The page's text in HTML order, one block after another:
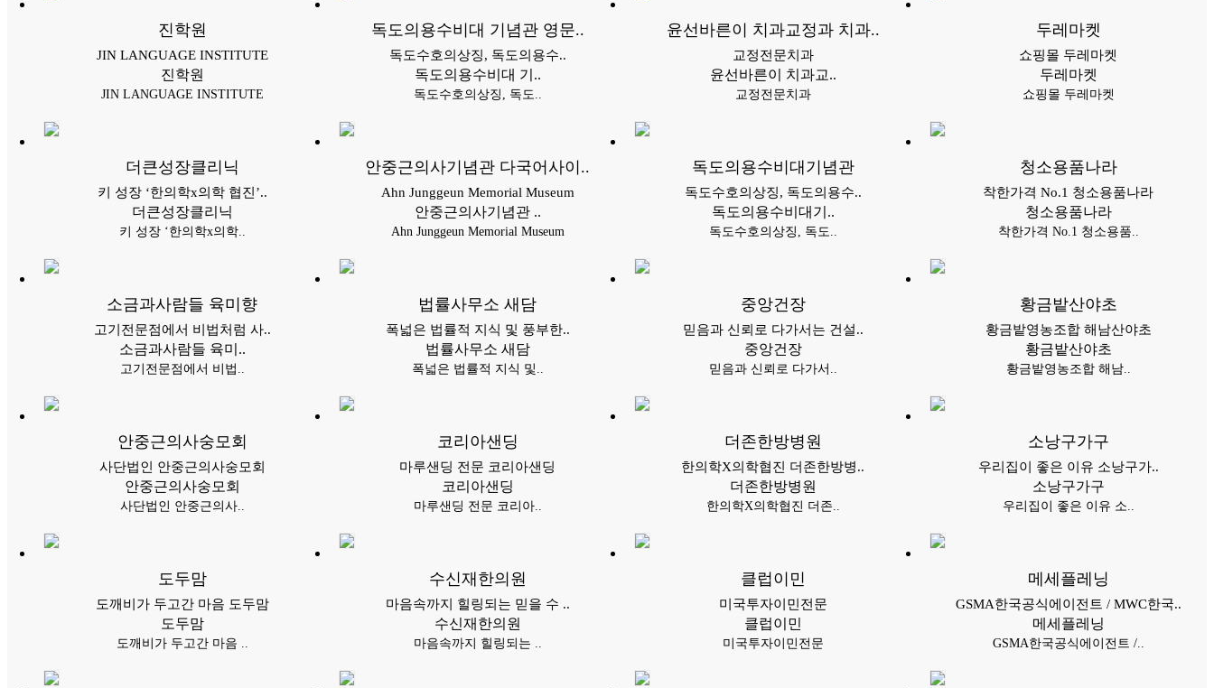
진학원
JIN LANGUAGE INSTITUTE
진학원
JIN LANGUAGE INSTITUTE
독도의용수비대 기념관 영문..
독도수호의상징, 독도의용수..
독도의용수비대 기..
독도수호의상징, 독도..
윤선바른이 치과교정과 치과..
교정전문치과
윤선바른이 치과교..
교정전문치과
두레마켓
쇼핑몰 두레마켓
두레마켓
쇼핑몰 두레마켓
더큰성장클리닉
키 성장 ‘한의학x의학 협진’..
더큰성장클리닉
키 성장 ‘한의학x의학..
안중근의사기념관 다국어사이..
Ahn Junggeun Memorial Museum
안중근의사기념관 ..
Ahn Junggeun Memorial Museum
독도의용수비대기념관
독도수호의상징, 독도의용수..
독도의용수비대기..
독도수호의상징, 독도..
청소용품나라
착한가격 No.1 청소용품나라
청소용품나라
착한가격 No.1 청소용품..
소금과사람들 육미향
고기전문점에서 비법처럼 사..
소금과사람들 육미..
고기전문점에서 비법..
법률사무소 새담
폭넓은 법률적 지식 및 풍부한..
법률사무소 새담
폭넓은 법률적 지식 및..
중앙건장
믿음과 신뢰로 다가서는 건설..
중앙건장
믿음과 신뢰로 다가서..
황금밭산야초
황금밭영농조합 해남산야초
황금밭산야초
황금밭영농조합 해남..
안중근의사숭모회
사단법인 안중근의사숭모회
안중근의사숭모회
사단법인 안중근의사..
코리아샌딩
마루샌딩 전문 코리아샌딩
코리아샌딩
마루샌딩 전문 코리아..
더존한방병원
한의학X의학협진 더존한방병..
더존한방병원
한의학X의학협진 더존..
소낭구가구
우리집이 좋은 이유 소낭구가..
소낭구가구
우리집이 좋은 이유 소..
도두맘
도깨비가 두고간 마음 도두맘
도두맘
도깨비가 두고간 마음 ..
수신재한의원
마음속까지 힐링되는 믿을 수 ..
수신재한의원
마음속까지 힐링되는 ..
클럽이민
미국투자이민전문
클럽이민
미국투자이민전문
메세플레닝
GSMA한국공식에이전트 / MWC한국..
메세플레닝
GSMA한국공식에이전트 /..